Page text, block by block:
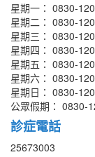
星期一： 0830-
星期二： 0830-
星期三： 0830-
星期四： 0830-
星期五： 0830-
星期六： 0830-
星期日： 0830-
公眾假期： 0830-
診症電話
25673003